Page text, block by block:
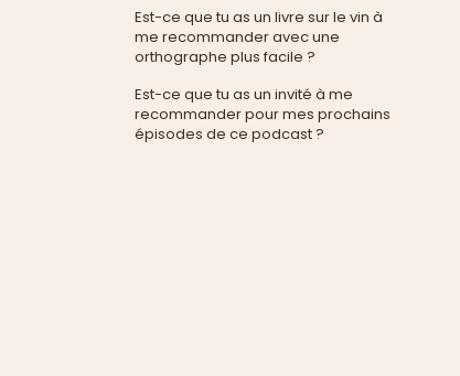
Est-ce que tu as un livre sur le vin à
me recommander avec une
orthographe plus facile ?
Est-ce que tu as un invité à me
recommander pour mes prochains
épisodes de ce podcast ?